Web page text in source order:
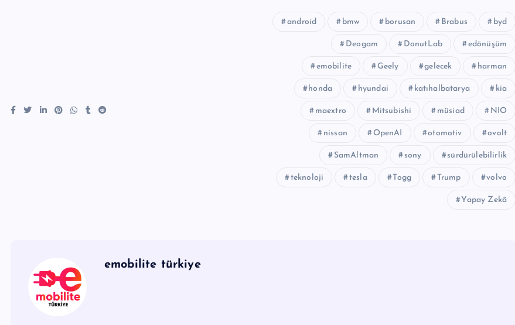
android bmw borusan Brabus byd
Deogam DonutLab edönüşüm
emobilite Geely gelecek harman
honda hyundai katıhalbatarya kia
maextro Mitsubishi müsiad NIO
nissan OpenAI otomotiv ovolt
SamAltman sony sürdürülebilirlik
teknoloji tesla Togg Trump volvo
Yapay Zekâ
emobilite türkiye